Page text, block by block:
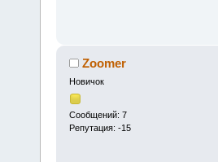
Zoomer
Новичок
Сообщений: 7
Репутация: -15